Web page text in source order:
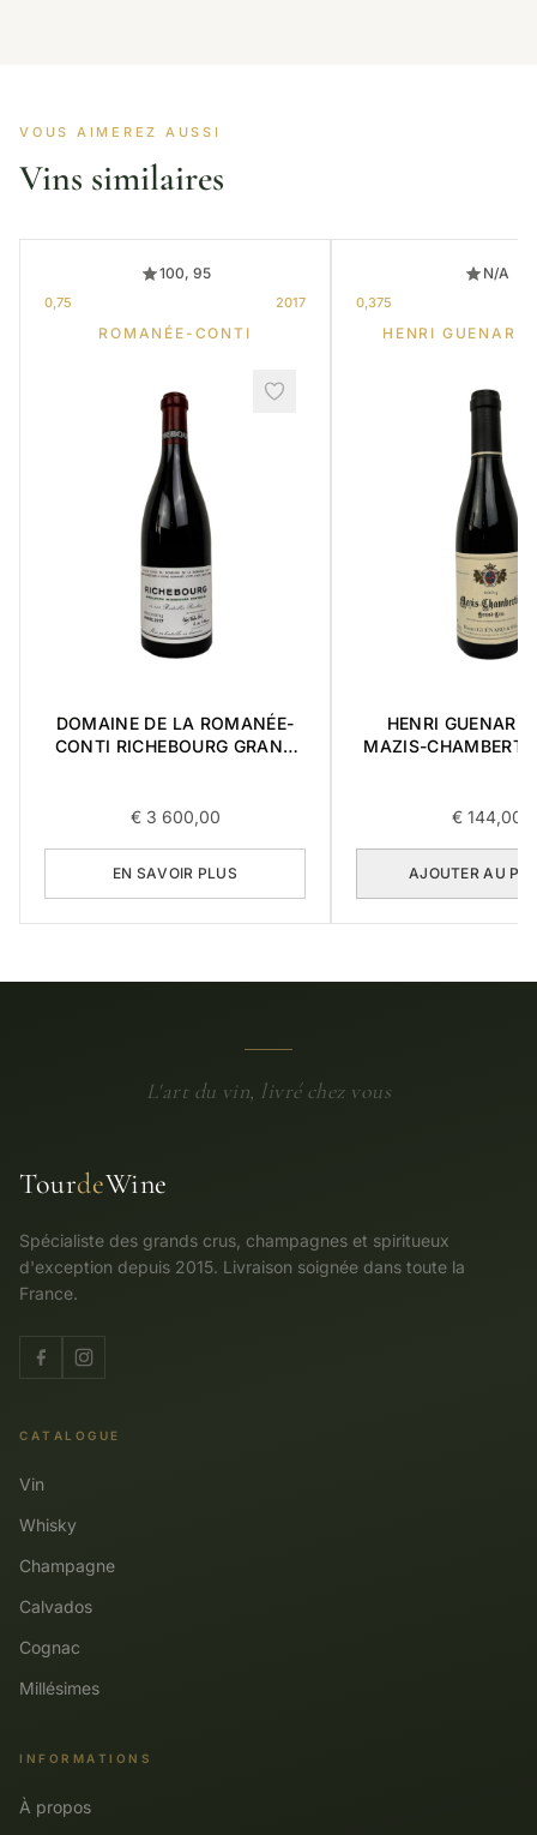
VOUS AIMEREZ AUSSI
Vins similaires
100, 95
0,75 2017
ROMANÉE-CONTI
DOMAINE DE LA ROMANÉE-
CONTI RICHEBOURG GRAND
€3 600,00
EN SAVOIR PLUS
N/A
0,375
HENRI GUENARD
HENRI GUENARD
MAZIS-
€144,00
AJOUTER AU
L'art du vin, livré chez vous
TourdeWine
Spécialiste des grands crus, champagnes et spiritueux
d'exception depuis 2015. Livraison soignée dans toute la
France.
CATALOGUE
Vin
Whisky
Champagne
Calvados
Cognac
Millésimes
INFORMATIONS
À propos